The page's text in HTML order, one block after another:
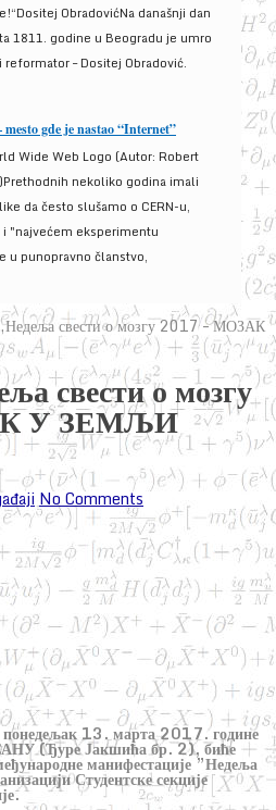
ObradovićNa današnji dan
1811. godine u Beogradu je umro
– Dositej Obradović.
gde je nastao “Internet”
Wide Web Logo (Autor: Robert
nekoliko godina imali
da često slušamo o CERN-u,
i "najvećem eksperimentu
u punopravno članstvo,
свести о мозгу 2017 – МОЗАК
свести о мозгу
У ЗЕМЉИ
No Comments
13. марта 2017. године
(Ђуре Јакшића бр. 2), биће
манифестације ”Недеља
Студентске секције